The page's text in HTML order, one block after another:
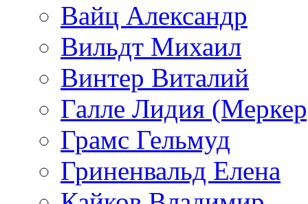
Вайц Александр
Вильдт Михаил
Винтер Виталий
Галле Лидия
Грамс Гельмуд
Гриненвальд Елена